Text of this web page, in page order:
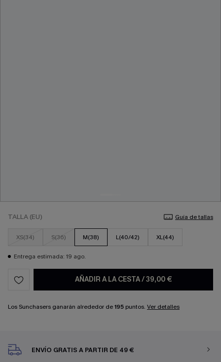
TALLA (EU) Guía de tallas
XS(34) S(36) M(38) L(40/42) XL(44)
Entrega estimada: 19 ago.
AÑADIR A LA CESTA/39,00 €
Los Sunchasers ganarán alrededor de195 puntos. Ver detalles
ENVÍO GRATIS A PARTIR DE 49 €